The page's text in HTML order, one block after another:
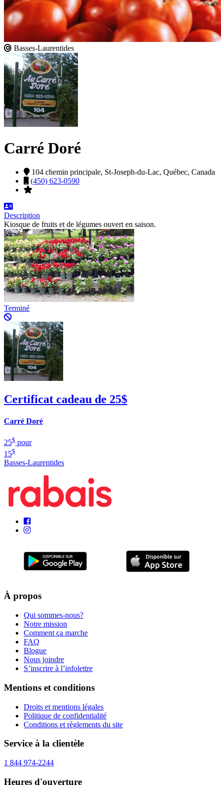
Basses-Laurentides
Carré Doré
104 chemin principale, St-Joseph-du-Lac, Québec, Canada
(450) 623-0590
Description
Kiosque de fruits et de légumes ouvert en saison.
Terminé
Certificat cadeau de 25$
Carré Doré
25$ pour
15$
Basses-Laurentides
À propos
Qui sommes-nous?
Notre mission
Comment ça marche
FAQ
Blogue
Nous joindre
S’inscrire à l’infolettre
Mentions et conditions
Droits et mentions légales
Politique de confidentialité
Conditions et règlements du site
Service à la clientèle
1 844 974-2244
Heures d'ouverture